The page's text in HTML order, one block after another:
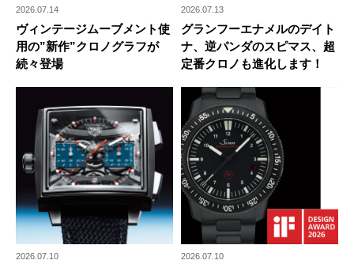
2026.07.14
ヴィンテージムーブメント使
用の”新作”クロノグラフが
続々登場
2026.07.13
グランフーエナメルのデイト
ナ、逆パンダのスピマス、超
定番クロノも進化します！
2026.07.10 2026.07.10